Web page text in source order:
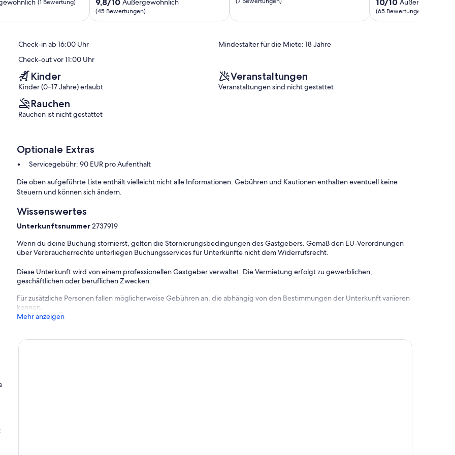
(1 Bewertung)
Kamin
Wilhelmshaven
von
10,
(45 Bewertungen)
von
10,
(65 Bewertungen)
Check-in ab 16:00 Uhr
Mindestalter für die Miete: 18 Jahre
Check-out vor 11:00 Uhr
Kinder
Kinder (0–17 Jahre) erlaubt
Veranstaltungen
Veranstaltungen sind nicht gestattet
Rauchen
Rauchen ist nicht gestattet
Optionale Extras
Servicegebühr: 90 EUR pro Aufenthalt
Die oben aufgeführte Liste enthält vielleicht nicht alle Informationen. Gebühren und Kautionen enthalten eventuell keine
Steuern und können sich ändern.
Wissenswertes
Unterkunftsnummer2737919
Wenn du deine Buchung stornierst, gelten die Stornierungsbedingungen des Gastgebers. Gemäß den EU-Verordnungen
über Verbraucherrechte unterliegen Buchungsservices für Unterkünfte nicht dem Widerrufsrecht.
Diese Unterkunft wird von einem professionellen Gastgeber verwaltet. Die Vermietung erfolgt zu gewerblichen,
geschäftlichen oder beruflichen Zwecken.
Für zusätzliche Personen fallen möglicherweise Gebühren an, die abhängig von den Bestimmungen der Unterkunft variieren
können.
Mehr anzeigen